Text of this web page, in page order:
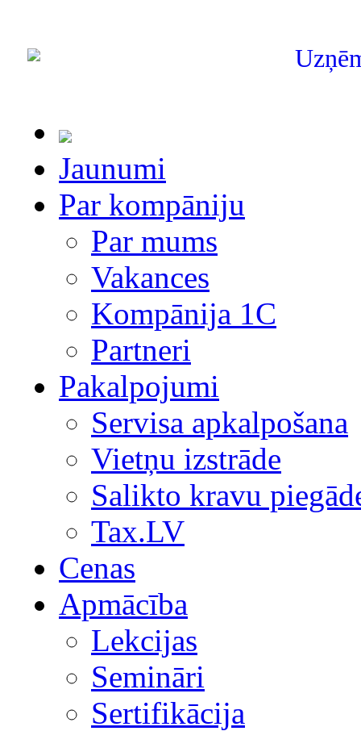
Jaunumi
Par kompāniju
Par mums
Vakances
Kompānija 1С
Partneri
Pakalpojumi
Servisa apkalpošana
Vietņu izstrāde
Salikto kravu
Tax.LV
Cenas
Apmācība
Lekcijas
Semināri
Sertifikācija